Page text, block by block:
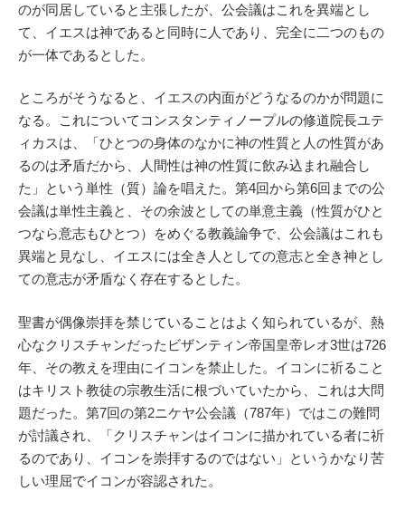
のが同居していると主張したが、公会議はこれを異端とし
て、イエスは神であると同時に人であり、完全に二つのもの
が一体であるとした。
ところがそうなると、イエスの内面がどうなるのかが問題に
なる。これについてコンスタンティノープルの修道院長ユテ
ィカスは、「ひとつの身体のなかに神の性質と人の性質があ
るのは矛盾だから、人間性は神の性質に飲み込まれ融合し
た」という単性（質）論を唱えた。第4回から第6回までの公
会議は単性主義と、その余波としての単意主義（性質がひと
つなら意志もひとつ）をめぐる教義論争で、公会議はこれも
異端と見なし、イエスには全き人としての意志と全き神とし
ての意志が矛盾なく存在するとした。
聖書が偶像崇拝を禁じていることはよく知られているが、熱
心なクリスチャンだったビザンティン帝国皇帝レオ3世は726
年、その教えを理由にイコンを禁止した。イコンに祈ること
はキリスト教徒の宗教生活に根づいていたから、これは大問
題だった。第7回の第2ニケヤ公会議（787年）ではこの難問
が討議され、「クリスチャンはイコンに描かれている者に祈
るのであり、イコンを崇拝するのではない」というかなり苦
しい理屈でイコンが容認された。